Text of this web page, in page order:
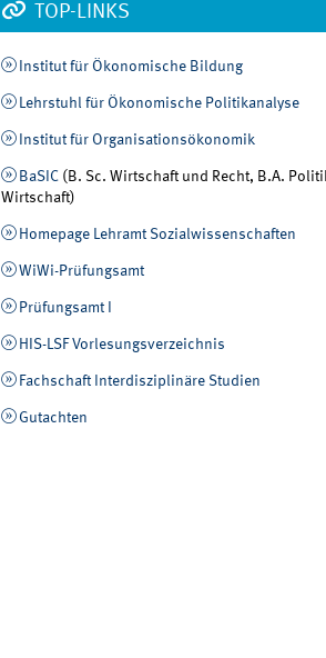
TOP-LINKS
Institut für Ökonomische Bildung
Lehrstuhl für Ökonomische Politikanalyse
Institut für Organisationsökonomik
BaSIC(B. Sc. Wirtschaft und Recht, B.A.
Wirtschaft)
Homepage Lehramt Sozialwissenschaften
WiWi-Prüfungsamt
Prüfungsamt I
HIS-LSF Vorlesungsverzeichnis
Fachschaft Interdisziplinäre Studien
Gutachten